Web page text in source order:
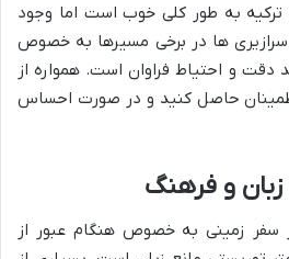
ترکیه به طور کلی خوب است اما وجود
سرازیری ها در برخی مسیرها به خصوص
دقت و احتیاط فراوان است. همواره از
حاصل کنید و در صورت احساس
و فرهنگ
سفر زمینی به خصوص هنگام عبور از